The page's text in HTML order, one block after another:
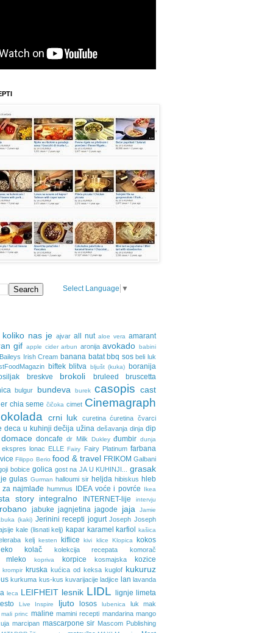
Select Language ▼
koliko nas je ajvar all nut aloe vera amarant
gif apple cider arbun aronija avokado babini
Baileys Irish Cream banana batat bbq sos beli luk
biftek blitva bljušt (kuka)
boranija
breskve brokoli bruleed
bruscetta
bulgur bundeva burek casopis cast
chia seme čičoka cimet Cinemagraph
crni luk curetina ćuretina čvarci
deca u kuhinji dečija užina dešavanja dinja dip
domace doncafe dr Milk Dukley đumbir dunja
ekspres lonac ELLE Fairy Fairy Platinum farbana
Filippo Berio food & travel FRIKOM Galbani
bobice golica gost na JA U KUHINJI... grasak
gulas Gurman halloumi sir heljda hibiskus hleb
za najmlađe hummus IDEA voće i povrće Ikea
story integralno INTERNET-lije intervju
jabuke jagnjetina jagode jaja
Jamie
(kaki) Jerinini recepti jogurt Joseph Joseph
kale (lisnati kelj) kapar karamel karfiol kašica
kelj kesten kiflice kivi klice Klopica
kokos
kolač kolekcija recepata komorač
mleko kopriva korpice kosmajska kozice
krompir kruska kućica od keksa kuglof kukuruz
kurkuma kus-kus kuvarijacije ladjice lan lavanda
leca LEIFHEIT lesnik LIDL lignje limeta
Live Inspire ljuto losos lubenica luk mak
mali princ maline mamini recepti mandarina mango
marcipan mascarpone sir Mascom Publishing